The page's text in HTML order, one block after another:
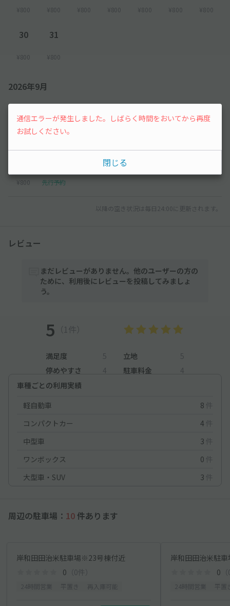
¥800 ¥800 ¥800 ¥800 ¥800 ¥800 ¥800
30
¥800
31
¥800
2026年9月
1 2 3 5
¥800 先行予約
以降の空き状況は毎日24:00に更新されます。
レビュー
まだレビューがありません。他のユーザーの方の
ために、利用後にレビューを投稿してみましょ
う。
5 （1件）
満足度 5 立地
5
停めやすさ
4 駐車料金
4
車種ごとの利用実績
軽自動車
8 件
コンパクトカー
4 件
中型車
3 件
ワンボックス
0 件
大型車・SUV
3 件
周辺の駐車場： 10 件あります
岸和田田治米駐車場※23号棟付近
0 （0件）
岸和田田治米駐
0
通信エラーが発生しました。しばらく時間をおいてから再度
お試しください。
閉じる